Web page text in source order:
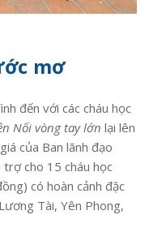
mơ
đến với các cháu học
Nối vòng tay lớn lại lên
của Ban lãnh đạo
cho 15 cháu học
có hoàn cảnh đặc
Tài, Yên Phong,